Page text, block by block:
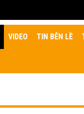
VIDEO TIN BÊN LỀ